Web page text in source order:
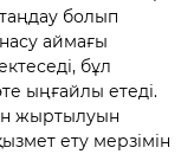
болып
аймағы
бұл
ыңғайлы етеді.
жыртылуын
ету мерзімін